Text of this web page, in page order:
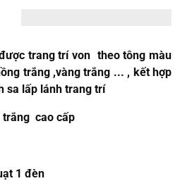
trang trí von theo tông màu
trắng ,vàng trắng ... , kết hợp
sa lấp lánh trang trí
trắng cao cấp
1 đèn